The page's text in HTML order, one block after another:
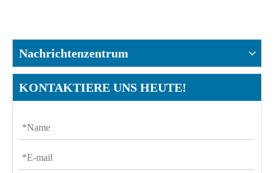
Nachrichtenzentrum
KONTAKTIERE UNS HEUTE!